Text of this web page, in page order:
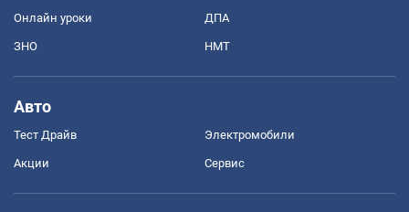
Онлайн уроки ДПА
ЗНО НМТ
Авто
Тест Драйв Электромобили
Акции Сервис